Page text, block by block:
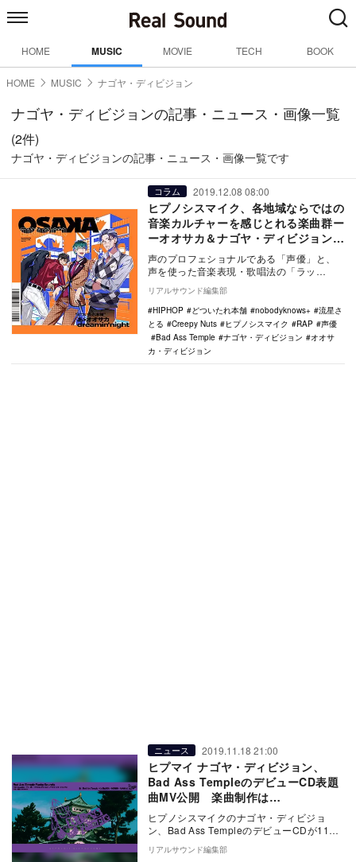
HOME MUSIC MOVIE TECH BOOK
HOME MUSIC ナゴヤ・ディビジョン
ナゴヤ・ディビジョンの記事・ニュース・画像一覧
(2件)
ナゴヤ・ディビジョンの記事・ニュース・画像一覧です
コラム 2019.12.08 08:00
ヒプノシスマイク、各地域ならではの
音楽カルチャーを感じとれる楽曲群ー
ーオオサカ＆ナゴヤ・ディビジョンか
ら分析
声のプロフェショナルである「声優」と、
声を使った音楽表現・歌唱法の「ラッ
プ」、そして少年マンガ的な熱い物語を織
り成す「キャラクタ…
リアルサウンド編集部
HIPHOP
どついたれ本舗 nobodyknows+
流星さ
とる
Creepy Nuts ヒプノシスマイク RAP
声優
Bad Ass Temple
ナゴヤ・ディビジョン
オオサ
カ・ディビジョン
ニュース 2019.11.18 21:00
ヒプマイ ナゴヤ・ディビジョン、
Bad Ass TempleのデビューCD表題
曲MV公開 楽曲制作は
nobodyknows+
ヒプノシスマイクのナゴヤ・ディビジョ
ン、Bad Ass TempleのデビューCDが11月
27日に発売。表題曲「Bad Ass …
リアルサウンド編集部